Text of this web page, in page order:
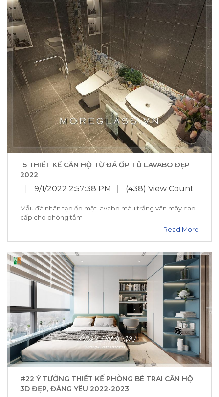
15 THIẾT KẾ CĂN HỘ TỪ ĐÁ ỐP TỦ LAVABO ĐẸP
2022
9/1/2022 2:57:38 PM (438) View Count
Mẫu đá nhân tạo ốp mặt lavabo màu trắng vân mây cao
cấp cho phòng tắm
Read More
#22 Ý TƯỞNG THIẾT KẾ PHÒNG BÉ TRAI CĂN HỘ
3D ĐẸP, ĐÁNG YÊU 2022-2023